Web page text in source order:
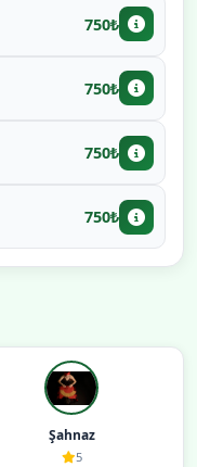
750₺
750₺
750₺
750₺
Şahnaz
5